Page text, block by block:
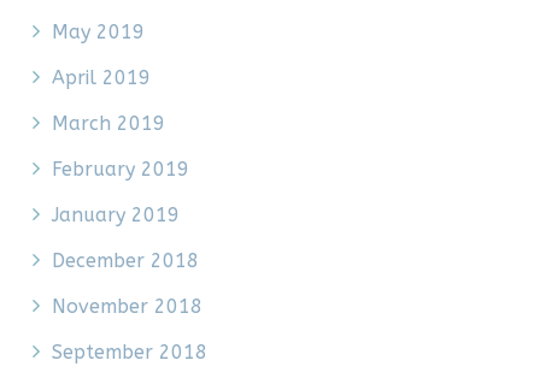
May 2019
April 2019
March 2019
February 2019
January 2019
December 2018
November 2018
September 2018